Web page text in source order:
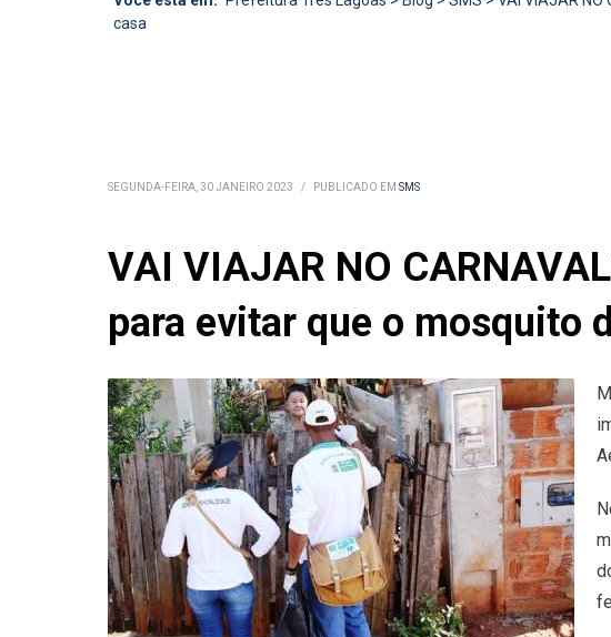
casa
SEGUNDA-FEIRA, 30 JANEIRO 2023 / PUBLICADO EM SMS
VAI VIAJAR NO
para evitar que o mosquito